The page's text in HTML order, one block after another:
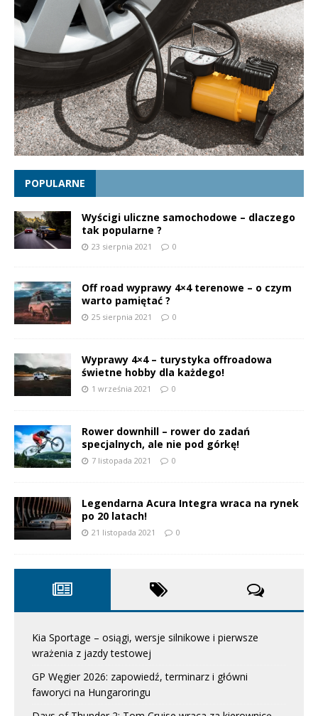
POPULARNE
Wyścigi uliczne samochodowe – dlaczego
tak popularne ?
23 sierpnia 2021 0
Off road wyprawy 4×4 terenowe – o czym
warto pamiętać ?
25 sierpnia 2021 0
Wyprawy 4×4 – turystyka offroadowa
świetne hobby dla każdego!
1 września 2021 0
Rower downhill – rower do zadań
specjalnych, ale nie pod górkę!
7 listopada 2021 0
Legendarna Acura Integra wraca na rynek
po 20 latach!
21 listopada 2021 0
Kia Sportage – osiągi, wersje silnikowe i pierwsze
wrażenia z jazdy testowej
GP Węgier 2026: zapowiedź, terminarz i główni
faworyci na Hungaroringu